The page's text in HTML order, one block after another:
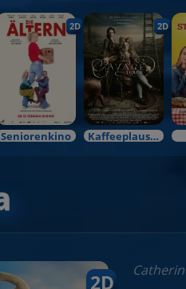
2D
Seniorenkino
2D
Kaffeeplausch & Kinozauber
2D